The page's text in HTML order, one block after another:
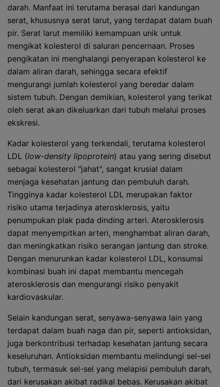
darah. Manfaat ini terutama berasal dari kandungan
serat, khususnya serat larut, yang terdapat dalam buah
pir. Serat larut memiliki kemampuan unik untuk
mengikat kolesterol di saluran pencernaan. Proses
pengikatan ini menghalangi penyerapan kolesterol ke
dalam aliran darah, sehingga secara efektif
mengurangi jumlah kolesterol yang beredar dalam
sistem tubuh. Dengan demikian, kolesterol yang terikat
oleh serat akan dikeluarkan dari tubuh melalui proses
ekskresi.
Kadar kolesterol yang terkendali, terutama kolesterol
LDL (low-density lipoprotein) atau yang sering disebut
sebagai kolesterol "jahat", sangat krusial dalam
menjaga kesehatan jantung dan pembuluh darah.
Tingginya kadar kolesterol LDL merupakan faktor
risiko utama terjadinya aterosklerosis, yaitu
penumpukan plak pada dinding arteri. Aterosklerosis
dapat menyempitkan arteri, menghambat aliran darah,
dan meningkatkan risiko serangan jantung dan stroke.
Dengan menurunkan kadar kolesterol LDL, konsumsi
kombinasi buah ini dapat membantu mencegah
aterosklerosis dan mengurangi risiko penyakit
kardiovaskular.
Selain kandungan serat, senyawa-senyawa lain yang
terdapat dalam buah naga dan pir, seperti antioksidan,
juga berkontribusi terhadap kesehatan jantung secara
keseluruhan. Antioksidan membantu melindungi sel-sel
tubuh, termasuk sel-sel yang melapisi pembuluh darah,
dari kerusakan akibat radikal bebas. Kerusakan akibat